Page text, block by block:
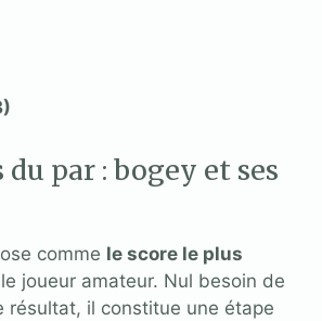
du par : bogey et ses
comme le score le plus
joueur amateur. Nul besoin de
résultat, il constitue une étape